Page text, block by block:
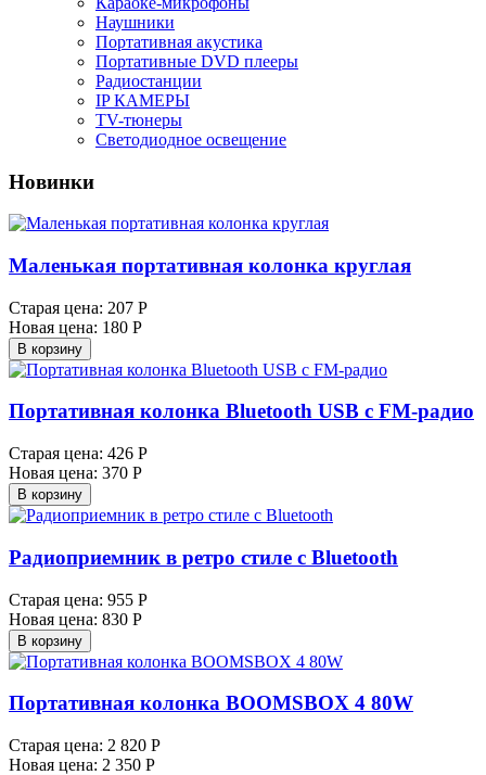
Наушники
Портативная акустика
Портативные DVD плееры
Радиостанции
IP КАМЕРЫ
TV-тюнеры
Светодиодное освещение
Новинки
Маленькая портативная колонка круглая
Старая цена: 207 Р
Новая цена: 180 Р
В корзину
Портативная колонка Bluetooth USB с FM-радио
Старая цена: 426 Р
Новая цена: 370 Р
В корзину
Радиоприемник в ретро стиле с Bluetooth
Старая цена: 955 Р
Новая цена: 830 Р
В корзину
Портативная колонка BOOMSBOX 4 80W
Старая цена: 2 820 Р
Новая цена: 2 350 Р